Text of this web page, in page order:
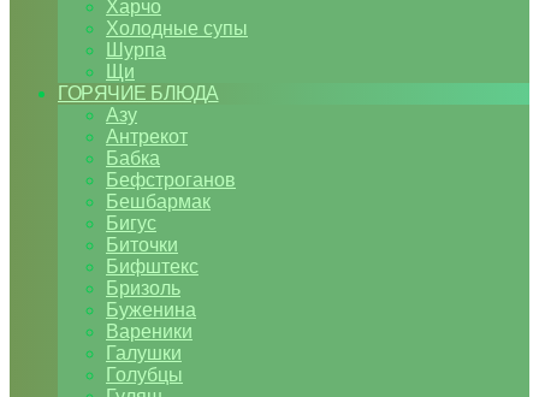
Харчо
Холодные супы
Шурпа
Щи
ГОРЯЧИЕ БЛЮДА
Азу
Антрекот
Бабка
Бефстроганов
Бешбармак
Бигус
Биточки
Бифштекс
Бризоль
Буженина
Вареники
Галушки
Голубцы